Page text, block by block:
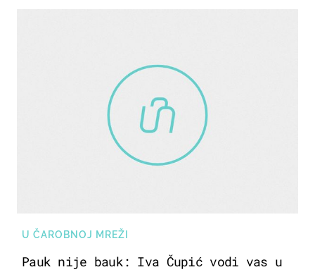
U ČAROBNOJ MREŽI
Pauk nije bauk: Iva Čupić vodi vas u